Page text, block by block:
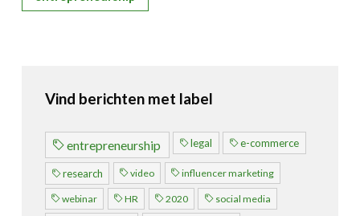
Vind berichten met label
entrepreneurship legal e-commerce
research video influencer marketing
webinar HR 2020 social media